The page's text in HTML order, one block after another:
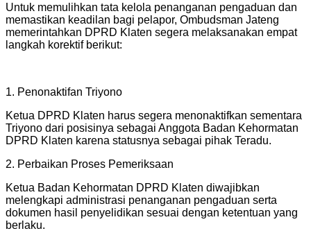
Untuk memulihkan tata kelola penanganan pengaduan dan
memastikan keadilan bagi pelapor, Ombudsman Jateng
memerintahkan DPRD Klaten segera melaksanakan empat
langkah korektif berikut:
1. Penonaktifan Triyono
Ketua DPRD Klaten harus segera menonaktifkan sementara
Triyono dari posisinya sebagai Anggota Badan Kehormatan
DPRD Klaten karena statusnya sebagai pihak Teradu.
2. Perbaikan Proses Pemeriksaan
Ketua Badan Kehormatan DPRD Klaten diwajibkan
melengkapi administrasi penanganan pengaduan serta
dokumen hasil penyelidikan sesuai dengan ketentuan yang
berlaku.